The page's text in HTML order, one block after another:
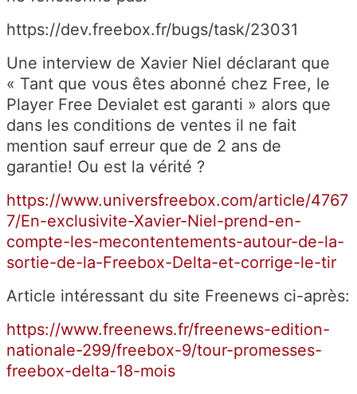
https://dev.freebox.fr/bugs/task/23031
Une interview de Xavier Niel déclarant que
« Tant que vous êtes abonné chez Free, le
Player Free Devialet est garanti » alors que
dans les conditions de ventes il ne fait
mention sauf erreur que de 2 ans de
garantie! Ou est la vérité ?
https://www.universfreebox.com/article/4767
7/En-exclusivite-Xavier-Niel-prend-en-
compte-les-mecontentements-autour-de-la-
sortie-de-la-Freebox-Delta-et-corrige-le-tir
Article intéressant du site Freenews ci-après:
https://www.freenews.fr/freenews-edition-
nationale-299/freebox-9/tour-promesses-
freebox-delta-18-mois